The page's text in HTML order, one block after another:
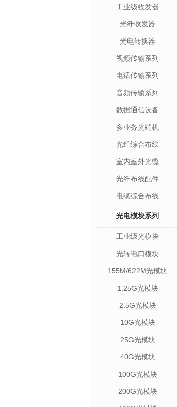
工业级收发器
光纤收发器
光电转换器
视频传输系列
电话传输系列
音频传输系列
数据通信设备
多业务光端机
光纤综合布线
室内室外光缆
光纤布线配件
电缆综合布线
光电模块系列
工业级光模块
光转电口模块
155M/622M光模块
1.25G光模块
2.5G光模块
10G光模块
25G光模块
40G光模块
100G光模块
200G光模块